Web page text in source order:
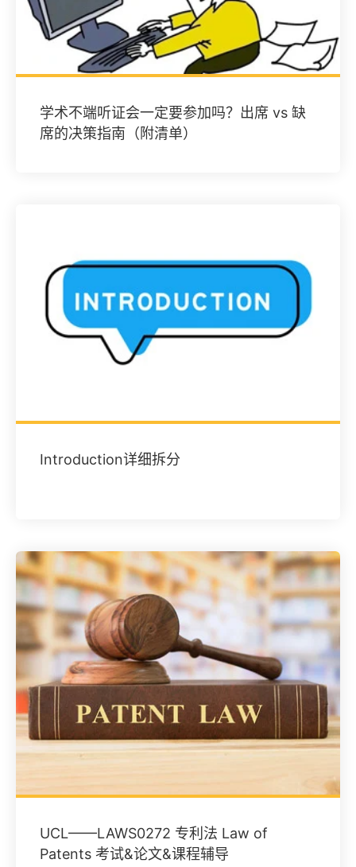
学术不端听证会一定要参加吗？出席 vs 缺
席的决策指南（附清单）
Introduction详细拆分
UCL——LAWS0272 专利法 Law of
Patents 考试&论文&课程辅导